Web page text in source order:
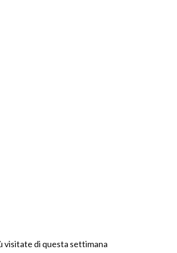
visitate di questa settimana